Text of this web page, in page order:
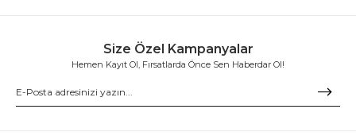
Size Özel Kampanyalar
Hemen Kayıt Ol, Fırsatlarda Önce Sen Haberdar Ol!